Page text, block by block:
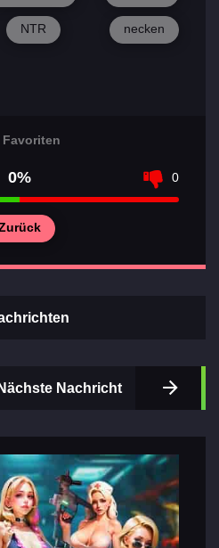
NTR necken
Favoriten
0% 0
Nächste Nachricht